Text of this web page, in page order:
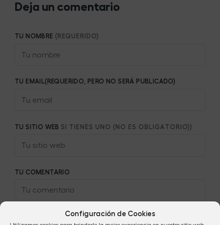
Configuración de Cookies
Deja un comentario
TU NOMBRE (REQUERIDO)
TU EMAIL(REQUERIDO, PERO NO SERÁ PUBLICADO)
TU SITIO WEB SI TIENES UNO (NO ES OBLIGATORIO))
TU COMENTARIO